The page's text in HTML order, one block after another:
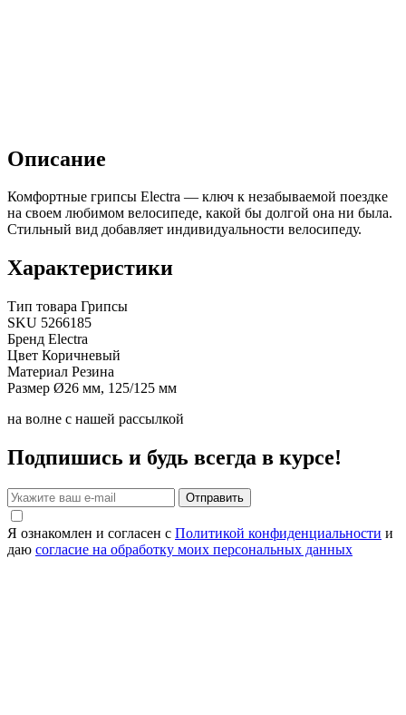
Описание
Комфортные грипсы Electra — ключ к незабываемой поездке
на своем любимом велосипеде, какой бы долгой она ни была.
Стильный вид добавляет индивидуальности велосипеду.
Характеристики
Тип товара Грипсы
SKU 5266185
Бренд Electra
Цвет Коричневый
Материал Резина
Размер Ø26 мм, 125/125 мм
на волне с нашей рассылкой
Подпишись и будь всегда в курсе!
Отправить
Я ознакомлен и согласен с Политикой конфиденциальности и
даю согласие на обработку моих персональных данных